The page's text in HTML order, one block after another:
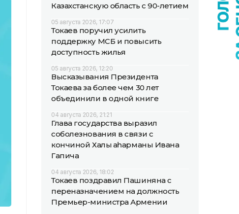
Казахстанскую область с 90-летием
05 августа 2026, 17:07
Токаев поручил усилить
поддержку МСБ и повысить
доступность жилья
05 августа 2026, 12:20
Высказывания Президента
Токаева за более чем 30 лет
объединили в одной книге
04 августа 2026, 21:21
Глава государства выразил
соболезнования в связи с
кончиной Халық қаһарманы Ивана
Гапича
04 августа 2026, 18:02
Токаев поздравил Пашиняна с
переназначением на должность
Премьер-министра Армении